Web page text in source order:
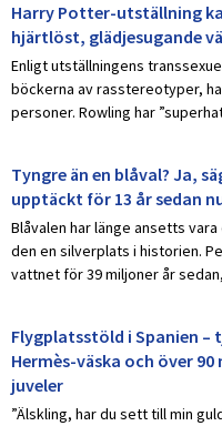
Harry Potter-utställning
hjärtlöst, glädjesugande
Enligt utställningens
böckerna av rasstereotyper,
personer. Rowling har
Tyngre än en blåval? Ja,
upptäckt för 13 år sedan
Blåvalen har länge ansetts
den en silverplats i historien.
vattnet för 39 miljoner år
Flygplatsstöld i Spanien
Hermès-väska och över
juveler
”Älskling, har du sett till min